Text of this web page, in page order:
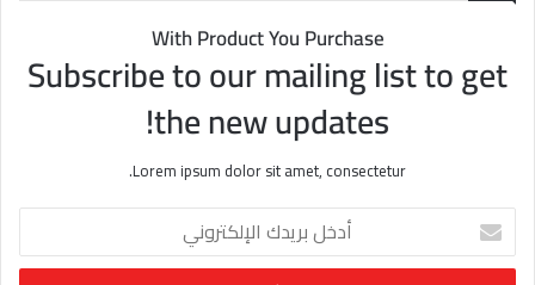
With Product You Purchase
Subscribe to our mailing list to get
the new updates!
Lorem ipsum dolor sit amet, consectetur.
خ